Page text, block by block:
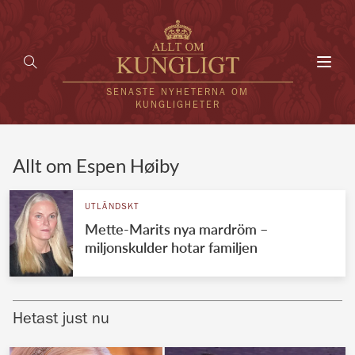
SENASTE NYHETERNA OM
KUNGLIGHETER
UTLÄNDSKT
VÄRLDENS KUNGAHUS
Brittiska kungahuset
Allt om Espen Høiby
UTLÄNDSKT
Mette-Marits nya mardröm –
miljonskulder hotar familjen
Hetast just nu